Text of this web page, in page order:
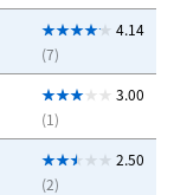
4.14
(7)
3.00
(1)
2.50
(2)